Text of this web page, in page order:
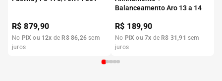
R$879,90
No PIX ou 12x de R$ 86,26 sem
juros
Balanceamento Aro 13 a 14
R$ 189,90
No PIX ou7x de R$ 31 ,91 sem
juros